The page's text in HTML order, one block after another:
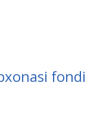
fondi